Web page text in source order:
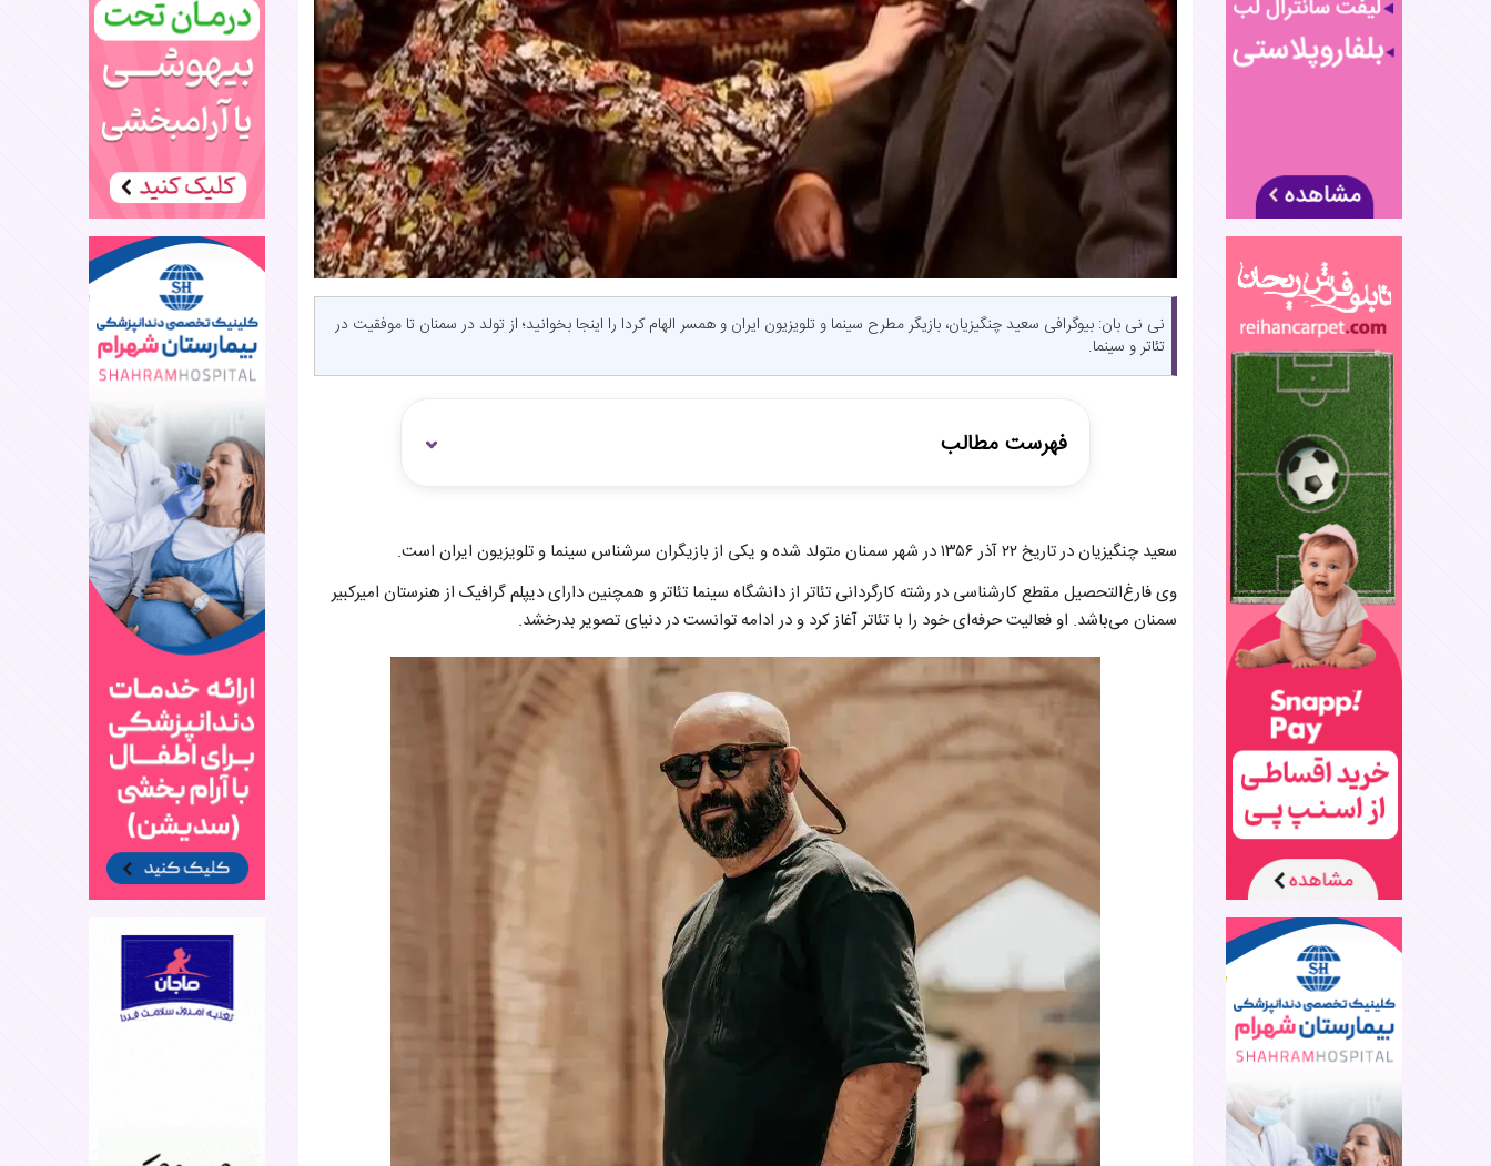
نی نی بان: بیوگرافی سعید چنگیزیان، بازیگر مطرح سینما و تلویزیون ایران و همسر الهام کردا را اینجا بخوانید؛ از تولد در سمنان تا موفقیت در
تئاتر و سینما.
فهرست مطالب
ازدواج نخست
از جدایی تا ازدواج دوم
سعید چنگیزیان در تاریخ ۲۲ آذر ۱۳۵۶ در شهر سمنان متولد شده و یکی از بازیگران سرشناس سینما و تلویزیون ایران است.
وی فارغ‌التحصیل مقطع کارشناسی در رشته کارگردانی تئاتر از دانشگاه سینما تئاتر و همچنین دارای دیپلم گرافیک از هنرستان امیرکبیر
سمنان می‌باشد. او فعالیت حرفه‌ای خود را با تئاتر آغاز کرد و در ادامه توانست در دنیای تصویر بدرخشد.